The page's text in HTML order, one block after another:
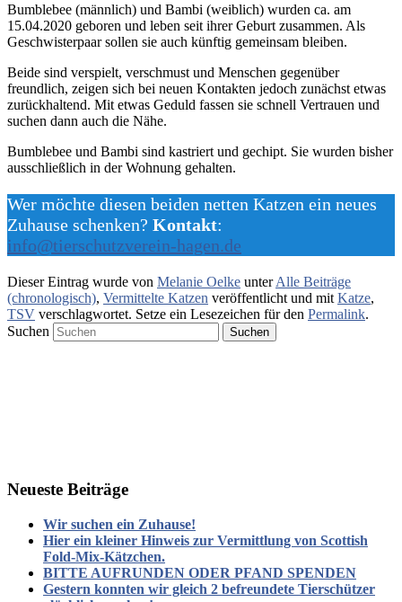
Bumblebee (männlich) und Bambi (weiblich) wurden ca. am
15.04.2020 geboren und leben seit ihrer Geburt zusammen. Als
Geschwisterpaar sollen sie auch künftig gemeinsam bleiben.
Beide sind verspielt, verschmust und Menschen gegenüber
freundlich, zeigen sich bei neuen Kontakten jedoch zunächst etwas
zurückhaltend. Mit etwas Geduld fassen sie schnell Vertrauen und
suchen dann auch die Nähe.
Bumblebee und Bambi sind kastriert und gechipt. Sie wurden bisher
ausschließlich in der Wohnung gehalten.
Wer möchte diesen beiden netten Katzen ein neues
Zuhause schenken? Kontakt:
info@tierschutzverein-hagen.de
Dieser Eintrag wurde von Melanie Oelke unterAlle Beiträge
(chronologisch), Vermittelte Katzen veröffentlicht und mit Katze,
TSV verschlagwortet. Setze ein Lesezeichen für den Permalink.
Suchen
Neueste Beiträge
Wir suchen ein Zuhause!
Hier ein kleiner Hinweis zur Vermittlung von Scottish
Fold-Mix-Kätzchen.
BITTE AUFRUNDEN ODER PFAND SPENDEN
Gestern konnten wir gleich 2 befreundete Tierschützer